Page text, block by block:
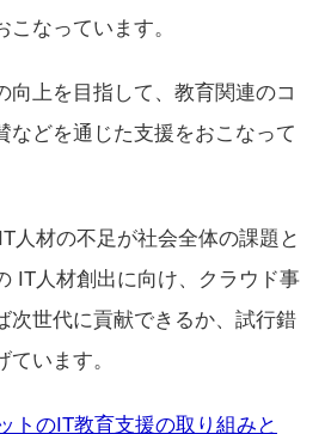
なっています。
向上を目指して、教育関連のコ
などを通じた支援をおこなって
人材の不足が社会全体の課題と
IT人材創出に向け、クラウド事
次世代に貢献できるか、試行錯
います。
トのIT教育支援の取り組みと